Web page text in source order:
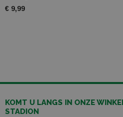
€ 9,99
KOMT U LANGS IN ONZE
STADION